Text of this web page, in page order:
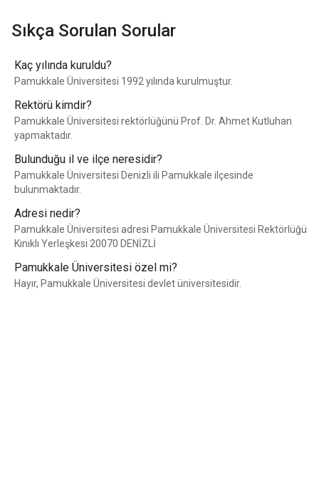
Sıkça Sorulan Sorular
Kaç yılında kuruldu?
Pamukkale Üniversitesi 1992 yılında kurulmuştur.
Rektörü kimdir?
Pamukkale Üniversitesi rektörlüğünü Prof. Dr. Ahmet Kutluhan
yapmaktadır.
Bulunduğu il ve ilçe neresidir?
Pamukkale Üniversitesi Denizli ili Pamukkale ilçesinde
bulunmaktadır.
Adresi nedir?
Pamukkale Üniversitesi adresi Pamukkale Üniversitesi Rektörlüğü
Kınıklı Yerleşkesi 20070 DENİZLİ
Pamukkale Üniversitesi özel mi?
Hayır, Pamukkale Üniversitesi devlet üniversitesidir.